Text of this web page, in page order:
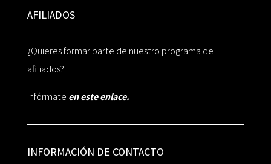
AFILIADOS
¿Quieres formar parte de nuestro programa de
afiliados?
Infórmate en este enlace.
INFORMACIÓN DE CONTACTO